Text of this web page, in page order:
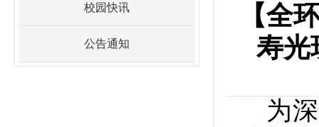
校园快讯
公告通知
【全
寿光
为